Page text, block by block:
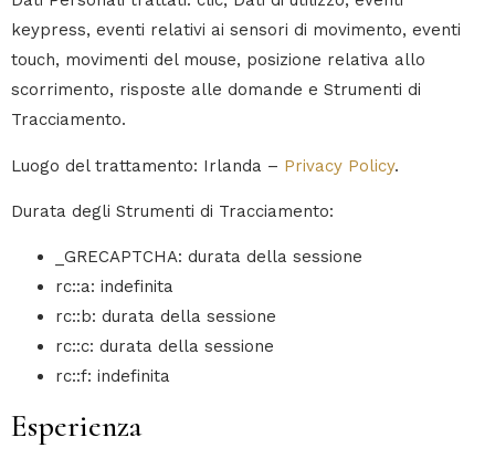
keypress, eventi relativi ai sensori di movimento, eventi
touch, movimenti del mouse, posizione relativa allo
scorrimento, risposte alle domande e Strumenti di
Tracciamento.
Luogo del trattamento: Irlanda – Privacy Policy.
Durata degli Strumenti di Tracciamento:
_GRECAPTCHA: durata della sessione
rc::a: indefinita
rc::b: durata della sessione
rc::c: durata della sessione
rc::f: indefinita
Esperienza